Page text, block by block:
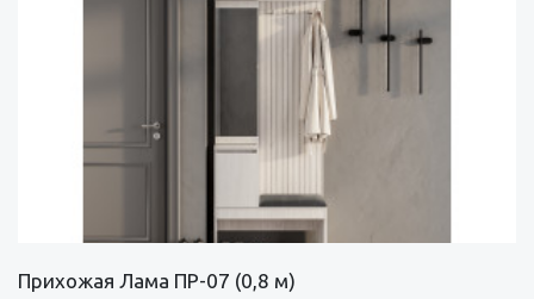
Прихожая Лама ПР-07 (0,8 м)